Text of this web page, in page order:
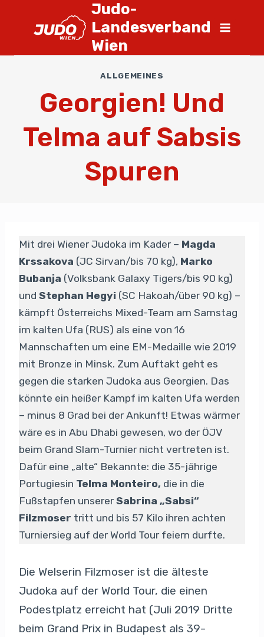
Judo-
Landesverband
Wien
ALLGEMEINES
Georgien! Und
Telma auf Sabsis
Spuren
Mit drei Wiener Judoka im Kader – Magda
Krssakova (JC Sirvan/bis 70 kg), Marko
Bubanja (Volksbank Galaxy Tigers/bis 90 kg)
und Stephan Hegyi (SC Hakoah/über 90 kg) –
kämpft Österreichs Mixed-Team am Samstag
im kalten Ufa (RUS) als eine von 16
Mannschaften um eine EM-Medaille wie 2019
mit Bronze in Minsk. Zum Auftakt geht es
gegen die starken Judoka aus Georgien. Das
könnte ein heißer Kampf im kalten Ufa werden
– minus 8 Grad bei der Ankunft! Etwas wärmer
wäre es in Abu Dhabi gewesen, wo der ÖJV
beim Grand Slam-Turnier nicht vertreten ist.
Dafür eine „alte“ Bekannte: die 35-jährige
Portugiesin Telma Monteiro, die in die
Fußstapfen unsererSabrina „Sabsi“
Filzmoser tritt und bis 57 Kilo ihren achten
Turniersieg auf der World Tour feiern durfte.
Die Welserin Filzmoser ist die älteste
Judoka auf der World Tour, die einen
Podestplatz erreicht hat (Juli 2019 Dritte
beim Grand Prix in Budapest als 39-